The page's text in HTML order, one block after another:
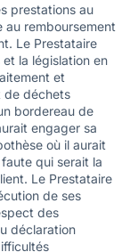
prestations au
remboursement
Le Prestataire
et la législation en
et
de déchets
bordereau de
engager sa
où il aurait
qui serait la
Le Prestataire
de ses
des
déclaration